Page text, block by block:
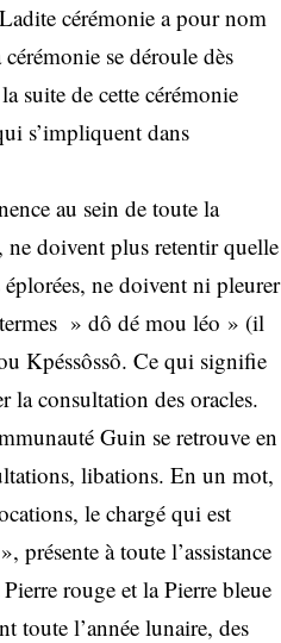
cérémonie a pour nom
se déroule dès
suite de cette cérémonie
s’impliquent dans
au sein de toute la
doivent plus retentir quelle
ne doivent ni pleurer
termes » dô dé mou léo » (il
Kpéssôssô. Ce qui signifie
la consultation des oracles.
Guin se retrouve en
libations. En un mot,
le chargé qui est
présente à toute l’assistance
rouge et la Pierre bleue
toute l’année lunaire, des